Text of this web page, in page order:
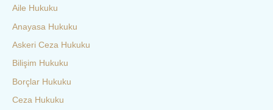
Aile Hukuku
Anayasa Hukuku
Askeri Ceza Hukuku
Bilişim Hukuku
Borçlar Hukuku
Ceza Hukuku